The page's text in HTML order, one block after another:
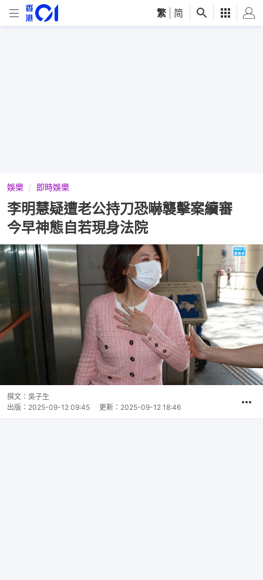
繁 简
娛樂 即時娛樂
李明慧疑遭老公持刀恐嚇襲擊案續審
今早神態自若現身法院
撰文： 吳子生
出版： 2025-09-12 09:45 更新： 2025-09-12 18:46